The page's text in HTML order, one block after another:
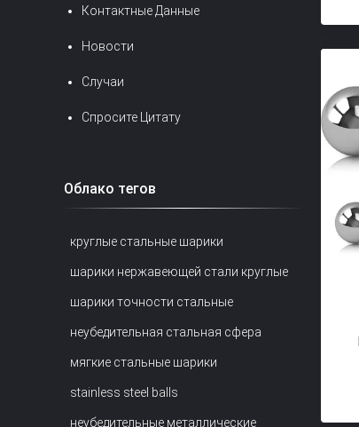
Контактные Данные
Новости
Случаи
Спросите Цитату
Облако тегов
круглые стальные шарики
шарики нержавеющей стали круглые
шарики точности стальные
неубедительная стальная сфера
мягкие стальные шарики
stainless steel balls
неубедительные металлические